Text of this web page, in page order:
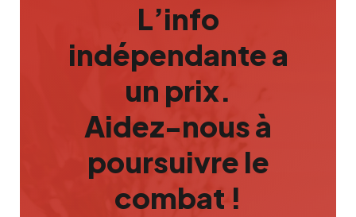
L’info
indépendante a
un prix.
Aidez-nous à
poursuivre le
combat !